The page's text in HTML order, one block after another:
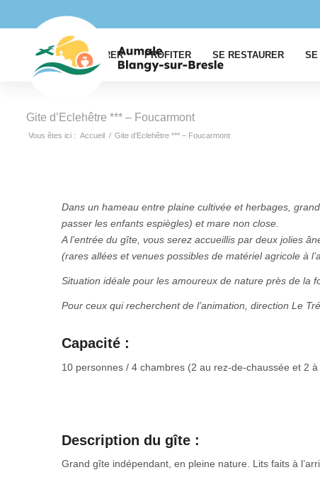
EXPLORER PROFITER SE RESTAURER SE
Gite d’Eclehêtre *** – Foucarmont
Vous êtes ici : Accueil / Gite d’Eclehêtre *** – Foucarmont
Dans un hameau entre plaine cultivée et herbages,
passer les enfants espiègles) et mare non close.
A l’entrée du gîte, vous serez accueillis par deux jolies
(rares allées et venues possibles de matériel agricole à
Situation idéale pour les amoureux de nature près de la
Pour ceux qui recherchent de l’animation, direction Le
Capacité :
10 personnes / 4 chambres (2 au rez-de-chaussée et 2 à
Description du gîte :
Grand gîte indépendant, en pleine nature. Lits faits à